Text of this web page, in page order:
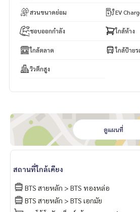
สวนขนาดย่อม EV
ชอบออกกำลัง ใกล้ห้าง
ใกล้ตลาด ใกล้ป้ายร
วิวตึกสูง
ดูแผนที่
สถานที่ใกล้เคียง
BTS สายหลัก > BTS ทองหล่อ
BTS สายหลัก > BTS เอกมัย